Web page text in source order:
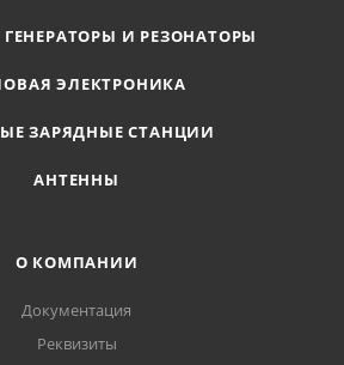
И РЕЗОНАТОРЫ
ЭЛЕКТРОНИКА
ЗАРЯДНЫЕ СТАНЦИИ
АНТЕННЫ
О КОМПАНИИ
Документация
Реквизиты